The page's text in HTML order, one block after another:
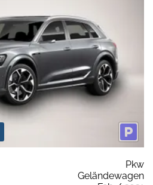
Pkw
Geländewagen